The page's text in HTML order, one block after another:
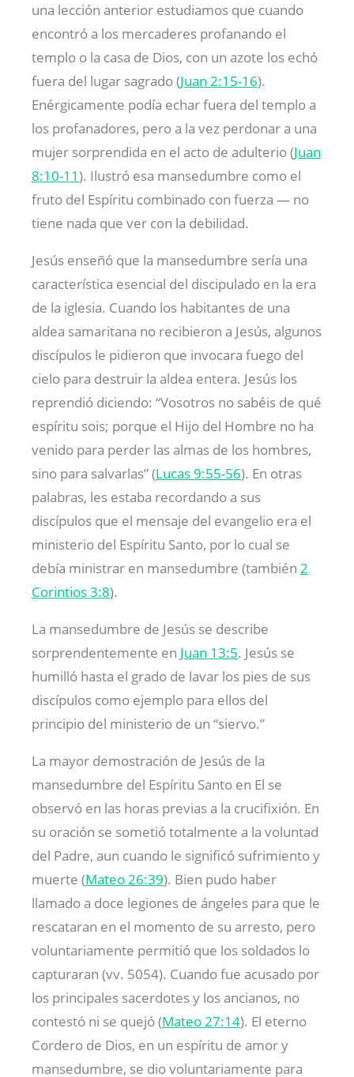
una lección anterior estudiamos que cuando
encontró a los mercaderes profanando el
templo o la casa de Dios, con un azote los echó
fuera del lugar sagrado (Juan 2:15-16).
Enérgicamente podía echar fuera del templo a
los profanadores, pero a la vez perdonar a una
mujer sorprendida en el acto de adulterio (Juan
8:10-11). Ilustró esa mansedumbre como el
fruto del Espíritu combinado con fuerza — no
tiene nada que ver con la debilidad.
Jesús enseñó que la mansedumbre sería una
característica esencial del discipulado en la era
de la iglesia. Cuando los habitantes de una
aldea samaritana no recibieron a Jesús, algunos
discípulos le pidieron que invocara fuego del
cielo para destruir la aldea entera. Jesús los
reprendió diciendo: “Vosotros no sabéis de qué
espíritu sois; porque el Hijo del Hombre no ha
venido para perder las almas de los hombres,
sino para salvarlas” (Lucas 9:55-56). En otras
palabras, les estaba recordando a sus
discípulos que el mensaje del evangelio era el
ministerio del Espíritu Santo, por lo cual se
debía ministrar en mansedumbre (también 2
Corintios 3:8).
La mansedumbre de Jesús se describe
sorprendentemente en Juan 13:5. Jesús se
humilló hasta el grado de lavar los pies de sus
discípulos como ejemplo para ellos del
principio del ministerio de un “siervo.”
La mayor demostración de Jesús de la
mansedumbre del Espíritu Santo en El se
observó en las horas previas a la crucifixión. En
su oración se sometió totalmente a la voluntad
del Padre, aun cuando le significó sufrimiento y
muerte (Mateo 26:39). Bien pudo haber
llamado a doce legiones de ángeles para que le
rescataran en el momento de su arresto, pero
voluntariamente permitió que los soldados lo
capturaran (vv. 5054). Cuando fue acusado por
los principales sacerdotes y los ancianos, no
contestó ni se quejó (Mateo 27:14). El eterno
Cordero de Dios, en un espíritu de amor y
mansedumbre, se dio voluntariamente para